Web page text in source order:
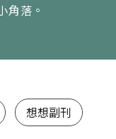
角落。
想想副刊